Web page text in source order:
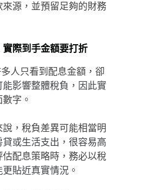
源，並預留足夠的財務
實際到手金額要打折
人只看到配息金額，卻
影響整體稅負，因此實
字。
，稅負差異可能相當明
或生活支出，很容易高
配息策略時，務必以稅
貼近真實情況。